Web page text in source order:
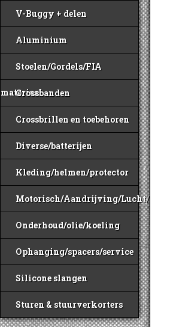
V-Buggy + delen
Aluminium
Stoelen/Gordels/FIA
materiaal
Crossbanden
Crossbrillen en toebehoren
Diverse/batterijen
Kleding/helmen/protector
Motorisch/Aandrijving/Lucht/Benzine
Onderhoud/olie/koeling
Ophanging/spacers/service
Silicone slangen
Sturen & stuurverkorters